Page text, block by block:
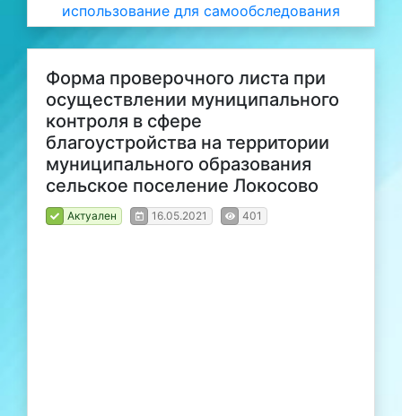
использование для самообследования
Форма проверочного листа при
осуществлении муниципального
контроля в сфере
благоустройства на территории
муниципального образования
сельское поселение Локосово
Актуален 16.05.2021 401